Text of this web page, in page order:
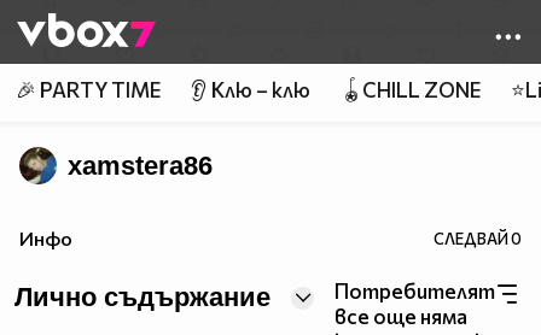
👾
🎉 PARTY TIME 👂 Клю – клю 🪀CHILL ZONE
xamstera86
Инфо СЛЕДВАЙ0
Лично съдържание
Потребителят
все още няма